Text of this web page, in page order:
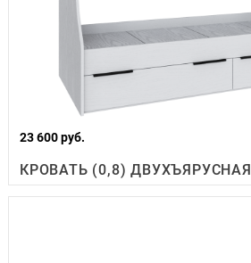
23 600 руб.
КРОВАТЬ (0,8) ДВУХЪЯРУСНАЯ